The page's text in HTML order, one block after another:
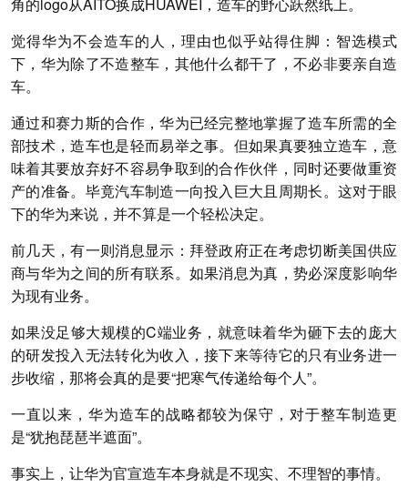
角的logo从AITO换成HUAWEI，造车的野心跃然纸上。
觉得华为不会造车的人，理由也似乎站得住脚：智选模式
下，华为除了不造整车，其他什么都干了，不必非要亲自造
车。
通过和赛力斯的合作，华为已经完整地掌握了造车所需的全
部技术，造车也是轻而易举之事。但如果真要独立造车，意
味着其要放弃好不容易争取到的合作伙伴，同时还要做重资
产的准备。毕竟汽车制造一向投入巨大且周期长。这对于眼
下的华为来说，并不算是一个轻松决定。
前几天，有一则消息显示：拜登政府正在考虑切断美国供应
商与华为之间的所有联系。如果消息为真，势必深度影响华
为现有业务。
如果没足够大规模的C端业务，就意味着华为砸下去的庞大
的研发投入无法转化为收入，接下来等待它的只有业务进一
步收缩，那将会真的是要“把寒气传递给每个人”。
一直以来，华为造车的战略都较为保守，对于整车制造更
是“犹抱琵琶半遮面”。
事实上，让华为官宣造车本身就是不现实、不理智的事情。